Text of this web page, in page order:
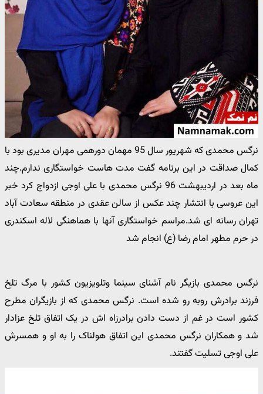
نرگس محمدی که شهریور سال 95 مهمان دورهمی مهران مدیری بود با
کمال صداقت در این برنامه گفت مدت هاست خواستگاری ندارم.چند
ماه بعد در اردیبهشت 96 نرگس محمدی با علی اوجی ازدواج کرد خبر
این عروسی با انتشار چند عکس از سالن عقدی در منطقه سعادت آباد
تهران رسانه ای شد.مراسم خواستگاری آنها با هماهنگی لاله اسکندری
در حرم مطهر امام رضا (ع) انجام شد
نرگس محمدی بازیگر نام آشنای سینما وتلویزیون کشور با مرگ تلخ
فرزند برادرش روبه رو شده است. نرگس محمدی که از بازیگران مطرح
کشور است در غم از دست دادن برادرزاه اش در یک اتفاق تلخ عزادار
شد و همکاران نرگس محمدی این اتفاق هولناک را به او و همسرش
علی اوجی تسلیت گفتند.